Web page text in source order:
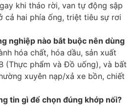
khi tháo rời, van tự động sập
cả hai phía ống, triệt tiêu sự rơi
nghiệp nào bắt buộc nên dùng
hóa chất, hóa dầu, sản xuất
(Thực phẩm và Đồ uống), và bất
xuyên nạp/xả xe bồn, chiết
tin gì để chọn đúng khớp nối?